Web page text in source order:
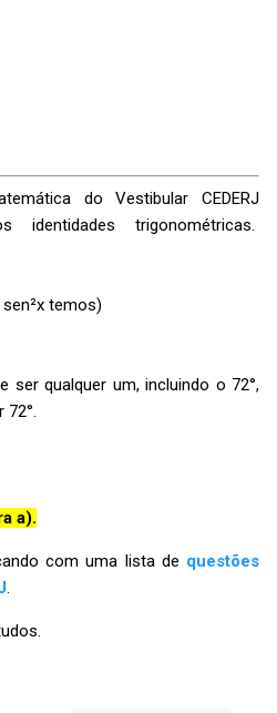
do Vestibular CEDERJ
identidades trigonométricas.
temos)
ser qualquer um, incluindo o 72°,
a).
com uma lista de questões
.